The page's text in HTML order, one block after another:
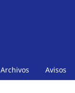
Archivos Avisos